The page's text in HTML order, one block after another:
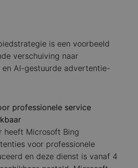
is een voorbeeld
verschuiving naar
en AI-gestuurde advertentie-
professionele service
heeft Microsoft Bing
voor professionele
en deze dienst is vanaf 4